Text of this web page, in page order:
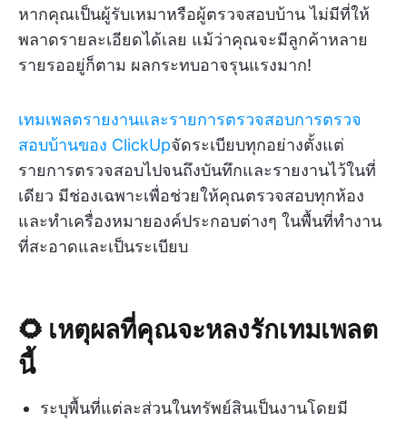
หากคุณเป็นผู้รับเหมาหรือผู้ตรวจสอบบ้าน ไม่มีที่ให้
พลาดรายละเอียดได้เลย แม้ว่าคุณจะมีลูกค้าหลาย
รายรออยู่ก็ตาม ผลกระทบอาจรุนแรงมาก!
เทมเพลตรายงานและรายการตรวจสอบการตรวจ
สอบบ้านของ ClickUpจัดระเบียบทุกอย่างตั้งแต่
รายการตรวจสอบไปจนถึงบันทึกและรายงานไว้ในที่
เดียว มีช่องเฉพาะเพื่อช่วยให้คุณตรวจสอบทุกห้อง
และทำเครื่องหมายองค์ประกอบต่างๆ ในพื้นที่ทำงาน
ที่สะอาดและเป็นระเบียบ
🌻 เหตุผลที่คุณจะหลงรักเทมเพลต
นี้
ระบุพื้นที่แต่ละส่วนในทรัพย์สินเป็นงานโดยมี